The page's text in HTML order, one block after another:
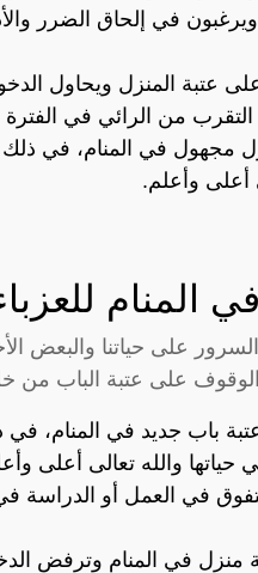
في إلحاق الضرر
عتبة المنزل ويحاول
من الرائي في الفترة
مجهول في المنام، في
وأعلم.
المنام
على حياتنا والبعض
على عتبة الباب من
باب جديد في المنام،
والله تعالى أعلى
في العمل أو الدراسة في
منزل في المنام وترفض